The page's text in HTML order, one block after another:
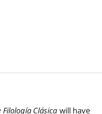
Clásica will have